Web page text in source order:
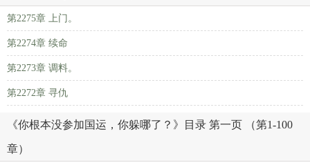
第2275章 上门。
第2274章 续命
第2273章 调料。
第2272章 寻仇
《你根本没参加国运，你躲哪了？》目录 第一页 （第1-100
章）